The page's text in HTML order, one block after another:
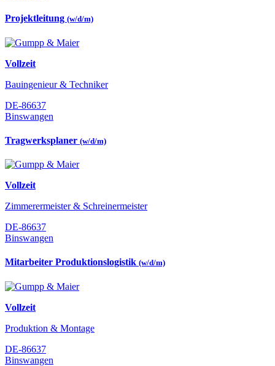
Projektleitung (w/d/m)
Vollzeit
Bauingenieur & Techniker
DE-86637
Binswangen
Tragwerksplaner (w/d/m)
Vollzeit
Zimmerermeister & Schreinermeister
DE-86637
Binswangen
Mitarbeiter Produktionslogistik (w/d/m)
Vollzeit
Produktion & Montage
DE-86637
Binswangen